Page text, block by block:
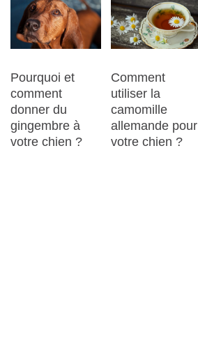
Pourquoi et
comment
donner du
gingembre à
votre chien ?
Comment
utiliser la
camomille
allemande pour
votre chien ?